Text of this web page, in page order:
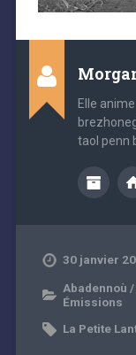
Elle
taol penn
30 janvier
Abadennoù
Émissions
La Petite